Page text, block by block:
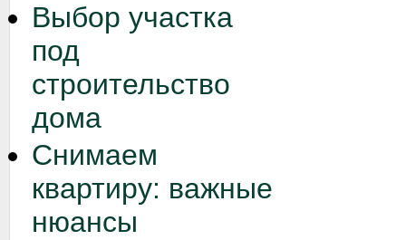
Выбор участка
под
строительство
дома
Снимаем
квартиру: важные
нюансы